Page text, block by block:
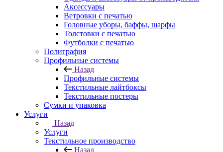
Аксессуары
Ветровки с печатью
Головные уборы, баффы, шарфы
Толстовки с печатью
Футболки с печатью
Полиграфия
Профильные системы
Назад
Профильные системы
Текстильные лайтбоксы
Текстильные постеры
Сумки и упаковка
Услуги
Назад
Услуги
Текстильное производство
Назад